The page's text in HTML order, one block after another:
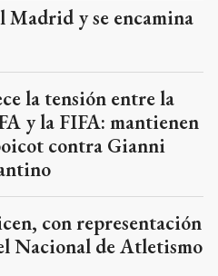
Madrid y se encamina
la tensión entre la
y la FIFA: mantienen
contra Gianni
con representación
Nacional de Atletismo